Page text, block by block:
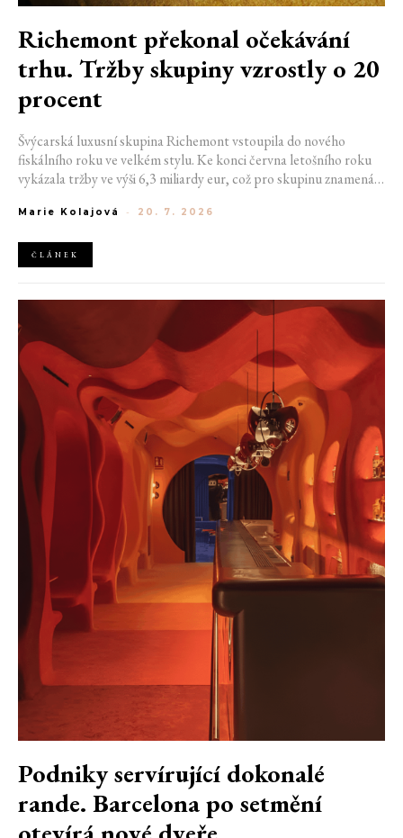
Richemont překonal očekávání
trhu. Tržby skupiny vzrostly o 20
procent
Švýcarská luxusní skupina Richemont vstoupila do nového
fiskálního roku ve velkém stylu. Ke konci června letošního roku
vykázala tržby ve výši 6,3 miliardy eur, což pro skupinu znamená
luxusním zůstává i přes přetrvávající ekonomickou nejistotu
Marie Kolajová - 20. 7. 2026
ČLÁNEK
Podniky servírující dokonalé
rande. Barcelona po setmění